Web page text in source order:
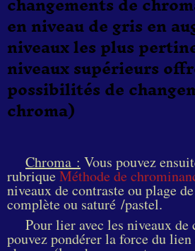
en niveau de gris en
niveaux les plus
niveaux supérieurs
possibilités de
chroma)
Chroma : Vous pouvez
rubriqueMéthode de
niveaux de contraste ou plage
complète ou saturé /pastel.
Pour lier avec les niveaux de
pouvez pondérer la force du